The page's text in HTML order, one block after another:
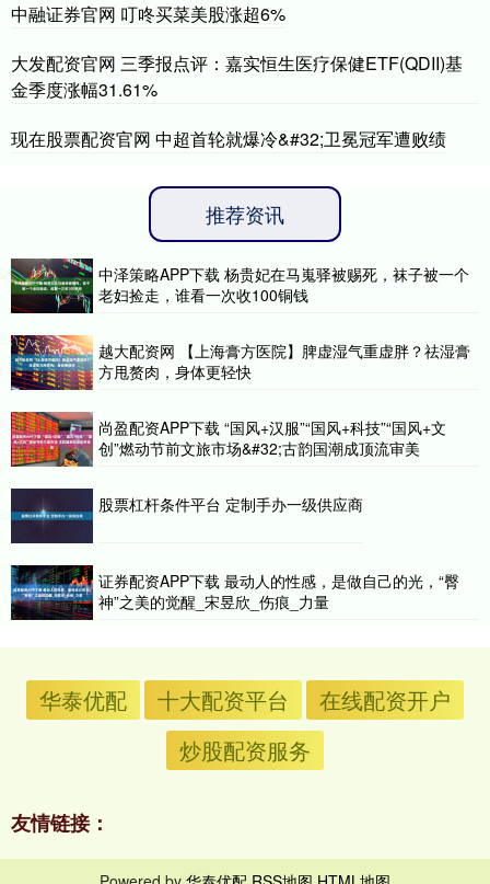
中融证券官网 叮咚买菜美股涨超6%
大发配资官网 三季报点评：嘉实恒生医疗保健ETF(QDII)基
金季度涨幅31.61%
现在股票配资官网 中超首轮就爆冷&#32;卫冕冠军遭败绩
推荐资讯
中泽策略APP下载 杨贵妃在马嵬驿被赐死，袜子被一个
老妇捡走，谁看一次收100铜钱
越大配资网 【上海膏方医院】脾虚湿气重虚胖？祛湿膏
方甩赘肉，身体更轻快
尚盈配资APP下载 “国风+汉服”“国风+科技”“国风+文
创”燃动节前文旅市场&#32;古韵国潮成顶流审美
股票杠杆条件平台 定制手办一级供应商
证券配资APP下载 最动人的性感，是做自己的光，“臀
神”之美的觉醒_宋昱欣_伤痕_力量
华泰优配 十大配资平台
在线配资开户
炒股配资服务
友情链接：